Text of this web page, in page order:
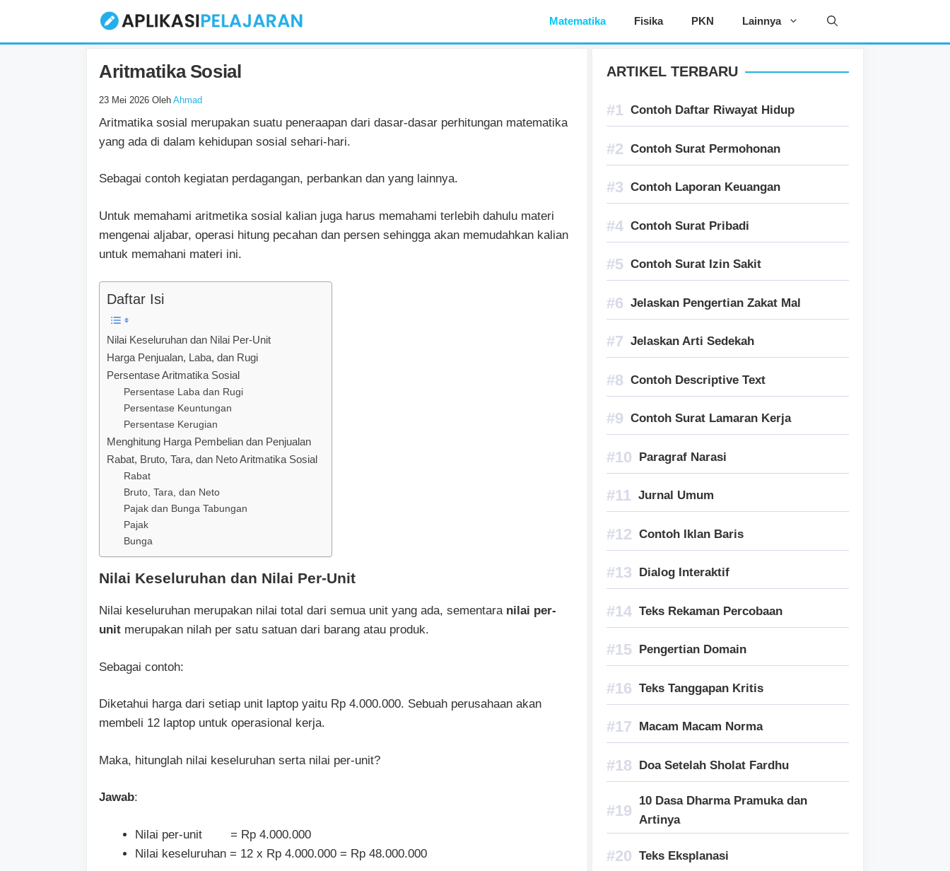
isi
Matematika Fisika PKN Lainnya
Aritmatika Sosial
23 Mei 2026 Oleh Ahmad
Aritmatika sosial merupakan suatu peneraapan dari dasar-dasar perhitungan matematika
yang ada di dalam kehidupan sosial sehari-hari.
Sebagai contoh kegiatan perdagangan, perbankan dan yang lainnya.
Untuk memahami aritmetika sosial kalian juga harus memahami terlebih dahulu materi
mengenai aljabar, operasi hitung pecahan dan persen sehingga akan memudahkan kalian
untuk memahani materi ini.
Daftar Isi
Nilai Keseluruhan dan Nilai Per-Unit
Harga Penjualan, Laba, dan Rugi
Persentase Aritmatika Sosial
Persentase Laba dan Rugi
Persentase Keuntungan
Persentase Kerugian
Menghitung Harga Pembelian dan Penjualan
Rabat, Bruto, Tara, dan Neto Aritmatika Sosial
Rabat
Bruto, Tara, dan Neto
Pajak dan Bunga Tabungan
Pajak
Bunga
Nilai Keseluruhan dan Nilai Per-Unit
Nilai keseluruhan merupakan nilai total dari semua unit yang ada, sementara nilai per-
unit merupakan nilah per satu satuan dari barang atau produk.
Sebagai contoh:
Diketahui harga dari setiap unit laptop yaitu Rp 4.000.000. Sebuah perusahaan akan
membeli 12 laptop untuk operasional kerja.
Maka, hitunglah nilai keseluruhan serta nilai per-unit?
Jawab:
Nilai per-unit = Rp 4.000.000
Nilai keseluruhan = 12 x Rp 4.000.000 = Rp 48.000.000
ARTIKEL TERBARU
Contoh Daftar Riwayat Hidup
Contoh Surat Permohonan
Contoh Laporan Keuangan
Contoh Surat Pribadi
Contoh Surat Izin Sakit
Jelaskan Pengertian Zakat Mal
Jelaskan Arti Sedekah
Contoh Descriptive Text
Contoh Surat Lamaran Kerja
Paragraf Narasi
Jurnal Umum
Contoh Iklan Baris
Dialog Interaktif
Teks Rekaman Percobaan
Pengertian Domain
Teks Tanggapan Kritis
Macam Macam Norma
Doa Setelah Sholat Fardhu
10 Dasa Dharma Pramuka dan
Artinya
Teks Eksplanasi